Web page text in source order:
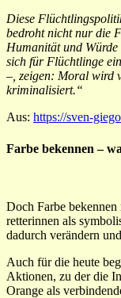
Diese
bedroht nicht nur die
Humanität und
sich für Flüchtlinge
–, zeigen: Moral wird
kriminalisiert.“
Aus: https://sven-
Farbe bekennen –
Doch Farbe
retterinnen als
dadurch verändern
Auch für die heute
Aktionen, zu der die
Orange als